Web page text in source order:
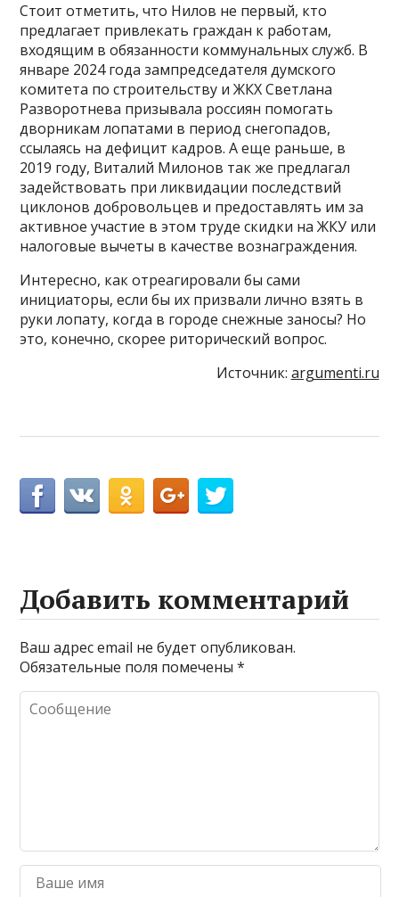
Стоит отметить, что Нилов не первый, кто
предлагает привлекать граждан к работам,
входящим в обязанности коммунальных служб. В
январе 2024 года зампредседателя думского
комитета по строительству и ЖКХ Светлана
Разворотнева призывала россиян помогать
дворникам лопатами в период снегопадов,
ссылаясь на дефицит кадров. А еще раньше, в
2019 году, Виталий Милонов так же предлагал
задействовать при ликвидации последствий
циклонов добровольцев и предоставлять им за
активное участие в этом труде скидки на ЖКУ или
налоговые вычеты в качестве вознаграждения.
Интересно, как отреагировали бы сами
инициаторы, если бы их призвали лично взять в
руки лопату, когда в городе снежные заносы? Но
это, конечно, скорее риторический вопрос.
Источник: argumenti.ru
Добавить комментарий
Ваш адрес email не будет опубликован.
Обязательные поля помечены*